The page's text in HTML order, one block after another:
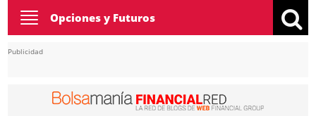
Toggle
navigation
Opciones y Futuros
Publicidad